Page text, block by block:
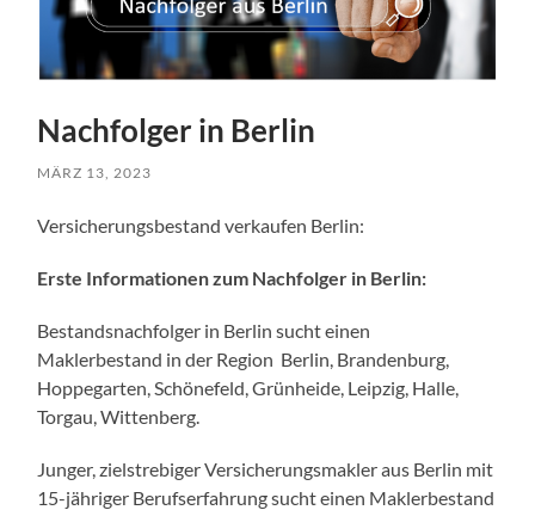
Nachfolger in Berlin
MÄRZ 13, 2023
Versicherungsbestand verkaufen Berlin:
Erste Informationen zum Nachfolger in Berlin:
Bestandsnachfolger in Berlin sucht einen
Maklerbestand in der Region Berlin, Brandenburg,
Hoppegarten, Schönefeld, Grünheide, Leipzig, Halle,
Torgau, Wittenberg.
Junger, zielstrebiger Versicherungsmakler aus Berlin mit
15-jähriger Berufserfahrung sucht einen Maklerbestand